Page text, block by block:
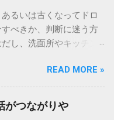
るいは古くなってドロ
べきか、判断に迷う方
し、洗面所やキッチン
となります。 墨汁は、
なります。そのまま排
、ご自宅の排水設備を
です。この記事では、
READ MORE »
がつながりや